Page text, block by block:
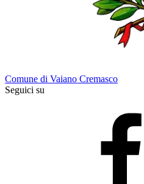
Comune di Vaiano Cremasco
Seguici su